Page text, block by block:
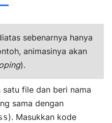
sebenarnya hanya
animasinya akan
).
file dan beri nama
sama dengan
). Masukkan kode